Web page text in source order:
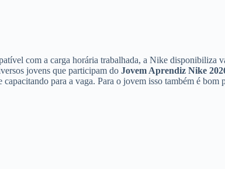
com a carga horária trabalhada, a Nike disponibiliza
jovens que participam do Jovem Aprendiz Nike
para a vaga. Para o jovem isso também é